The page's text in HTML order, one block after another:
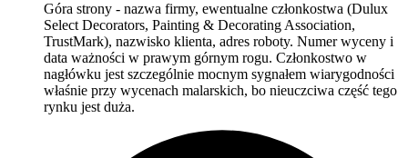
Góra strony - nazwa firmy, ewentualne członkostwa (Dulux
Select Decorators, Painting & Decorating Association,
TrustMark), nazwisko klienta, adres roboty. Numer wyceny i
data ważności w prawym górnym rogu. Członkostwo w
nagłówku jest szczególnie mocnym sygnałem wiarygodności
właśnie przy wycenach malarskich, bo nieuczciwa część tego
rynku jest duża.